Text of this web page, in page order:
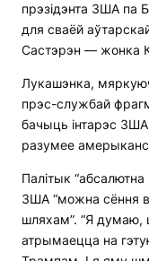
прэзідэнта ЗША па
для сваёй
Састэрэн — жонка
Лукашэнка,
прэс-службай
бачыць інтарэс
разумее
Палітык
ЗША “можна сёння
шляхам”. “Я думаю,
атрымаецца на